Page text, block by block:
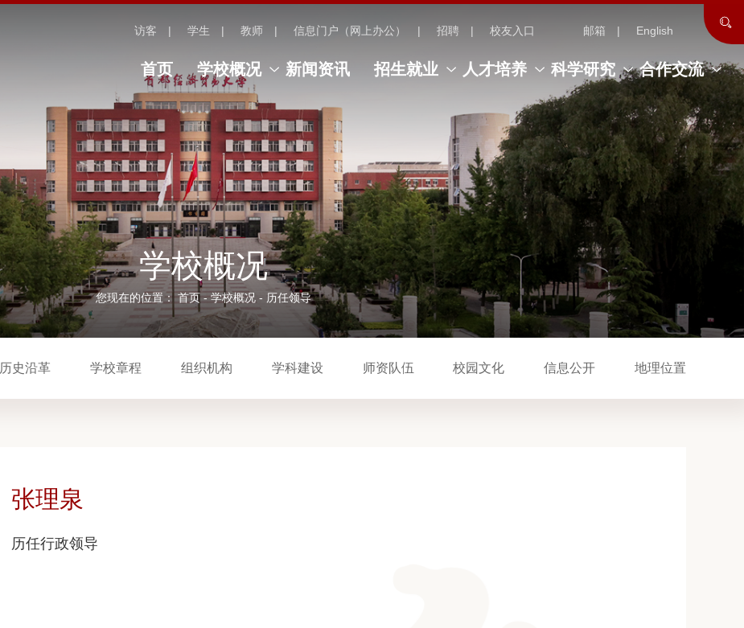
访客 学生 教师 信息门户（网上办公） 招聘 校友入口 邮箱 English
首页 学校概况 新闻资讯 招生就业 人才培养 科学研究 合作交流
学校概况
您现在的位置：首页-学校概况 - 历任领导
历史沿革 学校章程 组织机构 学科建设 师资队伍 校园文化 信息公开 地理位置
张理泉
历任行政领导